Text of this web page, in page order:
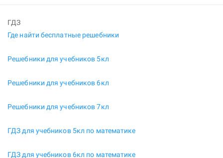
ГДЗ
Где найти бесплатные решебники
Решебники для учебников 5кл
Решебники для учебников 6кл
Решебники для учебников 7кл
ГДЗ для учебников 5кл по математике
ГДЗ для учебников 6кл по математике